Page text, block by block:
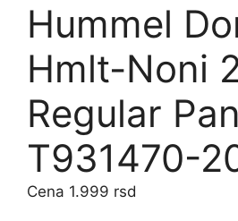
Hummel
Hmlt-Noni
Regular
T931470-
1.999 rsd